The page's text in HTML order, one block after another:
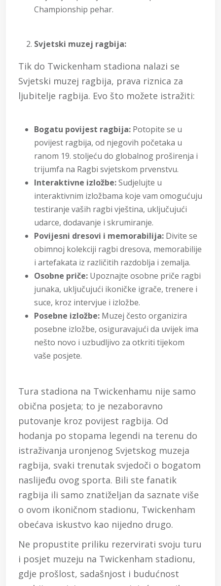
Championship pehar.
Svjetski muzej ragbija:
Tik do Twickenham stadiona nalazi se
Svjetski muzej ragbija, prava riznica za
ljubitelje ragbija. Evo što možete istražiti:
Bogatu povijest ragbija: Potopite se u
povijest ragbija, od njegovih početaka u
ranom 19. stoljeću do globalnog proširenja i
trijumfa na Ragbi svjetskom prvenstvu.
Interaktivne izložbe:Sudjelujte u
interaktivnim izložbama koje vam omogućuju
testiranje vaših ragbi vještina, uključujući
udarce, dodavanje i skrumiranje.
Povijesni dresovi i memorabilija: Divite se
obimnoj kolekciji ragbi dresova, memorabilije
i artefakata iz različitih razdoblja i zemalja.
Osobne priče: Upoznajte osobne priče ragbi
junaka, uključujući ikoničke igrače, trenere i
suce, kroz intervjue i izložbe.
Posebne izložbe: Muzej često organizira
posebne izložbe, osiguravajući da uvijek ima
nešto novo i uzbudljivo za otkriti tijekom
vaše posjete.
Tura stadiona na Twickenhamu nije samo
obična posjeta; to je nezaboravno
putovanje kroz povijest ragbija. Od
hodanja po stopama legendi na terenu do
istraživanja uronjenog Svjetskog muzeja
ragbija, svaki trenutak svjedoči o bogatom
naslijeđu ovog sporta. Bili ste fanatik
ragbija ili samo znatiželjan da saznate više
o ovom ikoničnom stadionu, Twickenham
obećava iskustvo kao nijedno drugo.
Ne propustite priliku rezervirati svoju turu
i posjet muzeju na Twickenham stadionu,
gdje prošlost, sadašnjost i budućnost